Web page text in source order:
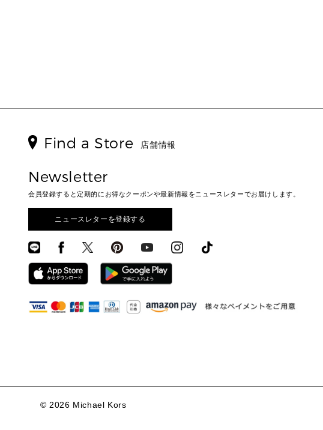
Find a Store 店舗情報
Newsletter
会員登録すると定期的にお得なクーポンや最新情報をニュースレターでお届けします。
ニュースレターを登録する
© 2026 Michael Kors